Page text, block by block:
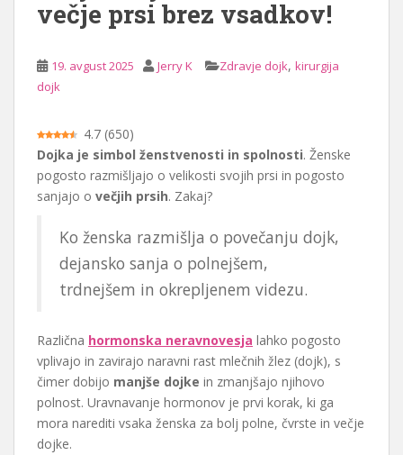
večje prsi brez vsadkov!
19. avgust 2025 Jerry K Zdravje dojk, kirurgija
dojk
4.7 (650)
Dojka je simbol ženstvenosti in spolnosti. Ženske
pogosto razmišljajo o velikosti svojih prsi in pogosto
sanjajo o večjih prsih. Zakaj?
Ko ženska razmišlja o povečanju dojk,
dejansko sanja o polnejšem,
trdnejšem in okrepljenem videzu.
Različna hormonska neravnovesja lahko pogosto
vplivajo in zavirajo naravni rast mlečnih žlez (dojk), s
čimer dobijo manjše dojke in zmanjšajo njihovo
polnost. Uravnavanje hormonov je prvi korak, ki ga
mora narediti vsaka ženska za bolj polne, čvrste in večje
dojke.